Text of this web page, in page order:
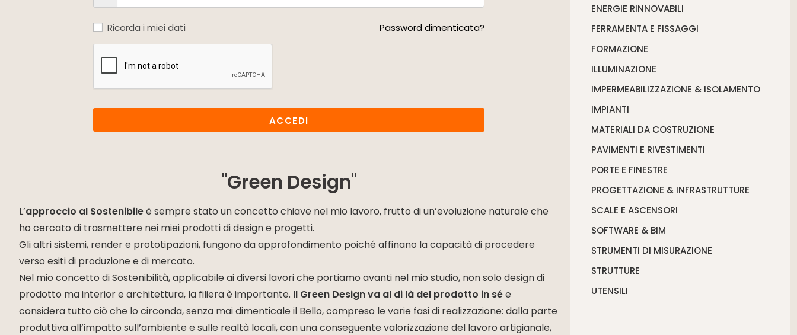
Ricorda i miei dati Password dimenticata?
ACCEDI
"Green Design"
L’approccio al Sostenibileè sempre stato un concetto chiave nel mio lavoro, frutto di un’evoluzione naturale che
ho cercato di trasmettere nei miei prodotti di design e progetti.
Gli altri sistemi, render e prototipazioni, fungono da approfondimento poiché affinano la capacità di procedere
verso esiti di produzione e di mercato.
Nel mio concetto di Sostenibilità, applicabile ai diversi lavori che portiamo avanti nel mio studio, non solo design di
prodotto ma interior e architettura, la filiera è importante. Il Green Design va al di là del prodotto in sée
considera tutto ciò che lo circonda, senza mai dimenticale il Bello, compreso le varie fasi di realizzazione: dalla parte
produttiva all’impatto sull’ambiente e sulle realtà locali, con una conseguente valorizzazione del lavoro artigianale,
ENERGIE RINNOVABILI
FERRAMENTA E FISSAGGI
FORMAZIONE
ILLUMINAZIONE
IMPERMEABILIZZAZIONE & ISOLAMENTO
IMPIANTI
MATERIALI DA COSTRUZIONE
PAVIMENTI E RIVESTIMENTI
PORTE E FINESTRE
PROGETTAZIONE & INFRASTRUTTURE
SCALE E ASCENSORI
SOFTWARE & BIM
STRUMENTI DI MISURAZIONE
STRUTTURE
UTENSILI